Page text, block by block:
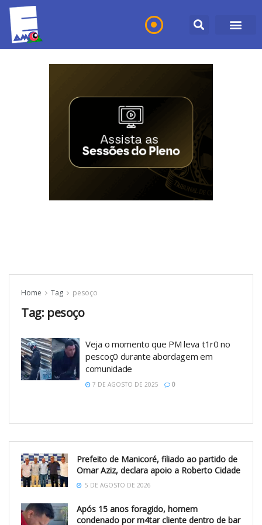
Home Tag pesoço
Tag: pesoço
Veja o momento que PM leva t1r0 no
pescoç0 durante abordagem em
comunidade
7 DE AGOSTO DE 2025 0
Prefeito de Manicoré, filiado ao partido de
Omar Aziz, declara apoio a Roberto Cidade
5 DE AGOSTO DE 2026
Após 15 anos foragido, homem
condenado por m4tar cliente dentro de bar